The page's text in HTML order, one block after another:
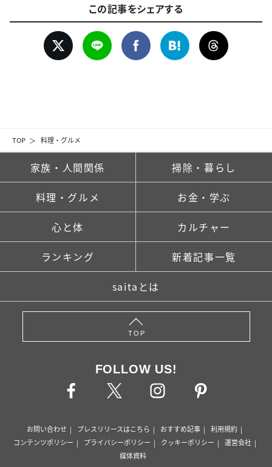
TOP 料理・グルメ
この記事をシェアする
家族・人間関係 掃除・暮らし
料理・グルメ お金・学ぶ
心と体 カルチャー
ランキング 新着記事一覧
saitaとは
TOP
FOLLOW US!
お問い合わせ プレスリリースはこちら おすすめ記事
利用規約
コンテンツポリシー
プライバシーポリシー クッキーポリシー
運営会社
媒体資料